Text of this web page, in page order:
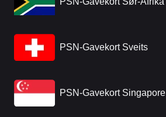
PSN-Gavekort Sveits
PSN-Gavekort Singapore